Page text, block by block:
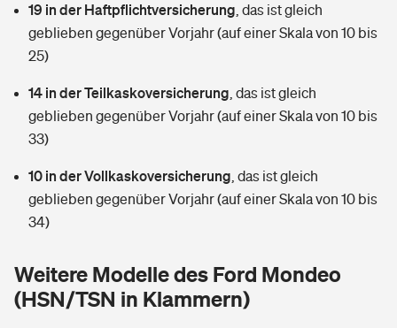
Wer versichert was: Jetzt Versicherer finden
Sie haben Fragen?
Mietkautionsversicherung
Restkreditversicherung
Zur Übersicht
Hochwasser-Check: Wie gefährdet ist Ihr Haus?
Wer versichert was: Jetzt Versicherer finden
Sie haben Fragen?
Reiseversicherung
Handyversicherung
Private Cyberversicherung
Musikinstrumentenversicherung
Zur Übersicht
Zur Übersicht
Wer versichert was: Jetzt Versicherer finden
Sie haben Fragen?
Rentenrechner: Wie viel Geld bekomme ich im Alter?
19 in der Haftpflichtversicherung das ist gleich
geblieben gegenüber Vorjahr (auf einer Skala von 10 bis
25)
14 in der Teilkaskoversicherung das ist gleich
geblieben gegenüber Vorjahr (auf einer Skala von 10 bis
33)
10 in der Vollkaskoversicherung das ist gleich
geblieben gegenüber Vorjahr (auf einer Skala von 10 bis
34)
Weitere Modelle des Ford Mondeo
(HSN/TSN in Klammern)